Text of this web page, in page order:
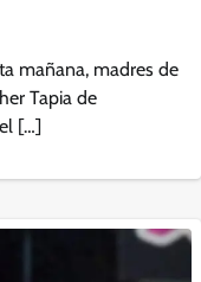
mañana, madres de
Tapia de
[…]